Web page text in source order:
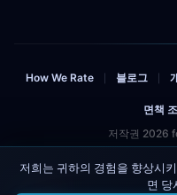
How We Rate 블로그
면책
저작권 2026
위험 경고: 외환 및 CFD 거래는 상
다. 감당할 수 있는 범위 내에서만 투
저희는 귀하의 경험을 향상시
면 당